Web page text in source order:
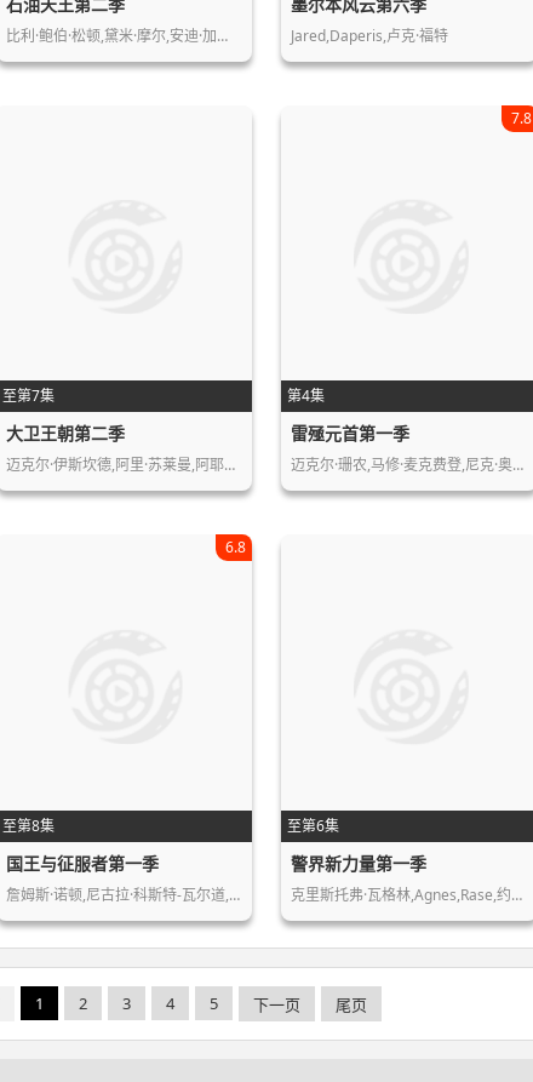
比利·鲍伯·松顿,黛米·摩尔,安迪·加… Jared,Daperis,卢克·福特
至第7集
大卫王朝第二季
迈克尔·伊斯坎德,阿里·苏莱曼,阿耶莱…
第4集
7.8
雷殛元首第一季
迈克尔·珊农,马修·麦克费登,尼克·奥…
至第8集
6.8
国王与征服者第一季
詹姆斯·诺顿,尼古拉·科斯特-瓦尔道,…
至第6集
警界新力量第一季
克里斯托弗·瓦格林,Agnes,Rase,约…
1 2 3 4 5 下一页 尾页